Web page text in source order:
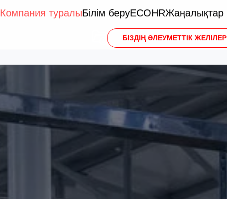
Компания туралыБілім беруECOHRЖаңалықтар
БІЗДІҢ ӘЛЕУМЕТТІК ЖЕЛІЛЕР